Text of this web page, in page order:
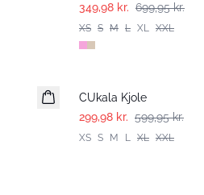
349,98 kr. 699,95 kr.
XS S M L XL XXL
CUkala Kjole
299,98 kr. 599,95 kr.
XS S M L XL XXL